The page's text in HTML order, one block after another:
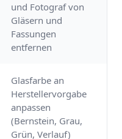
und Fotograf von
Gläsern und
Fassungen
entfernen
Glasfarbe an
Herstellervorgabe
anpassen
(Bernstein, Grau,
Grün, Verlauf)